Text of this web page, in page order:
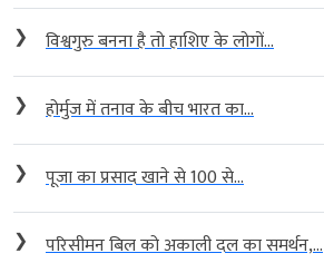
❯ विश्वगुरु बनना है तो हाशिए के लोगों...
❯ होर्मुज में तनाव के बीच भारत का...
❯ पूजा का प्रसाद खाने से 100 से...
❯ परिसीमन बिल को अकाली दल का समर्थन,...